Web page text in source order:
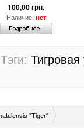
100,00 грн.
Наличие: нет
Тэги: Тигровая
"Tiger"